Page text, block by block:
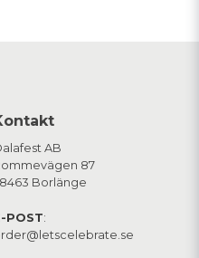
AB
87
Borlänge
POST: